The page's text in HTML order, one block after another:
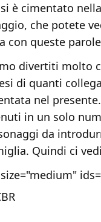
è cimentato
che potete
con queste
divertiti molto
di quanti
nel
in un solo
da
Quindi ci